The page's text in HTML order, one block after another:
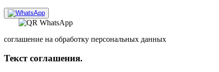
соглашение на обработку персональных данных
Текст соглашения.